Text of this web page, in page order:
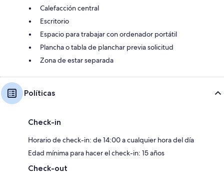
Calefacción central
Escritorio
Espacio para trabajar con ordenador portátil
Plancha o tabla de planchar previa solicitud
Zona de estar separada
Políticas
Check-in
Horario de check-in: de 14:00 a cualquier hora del día
Edad mínima para hacer el check-in: 15 años
Check-out